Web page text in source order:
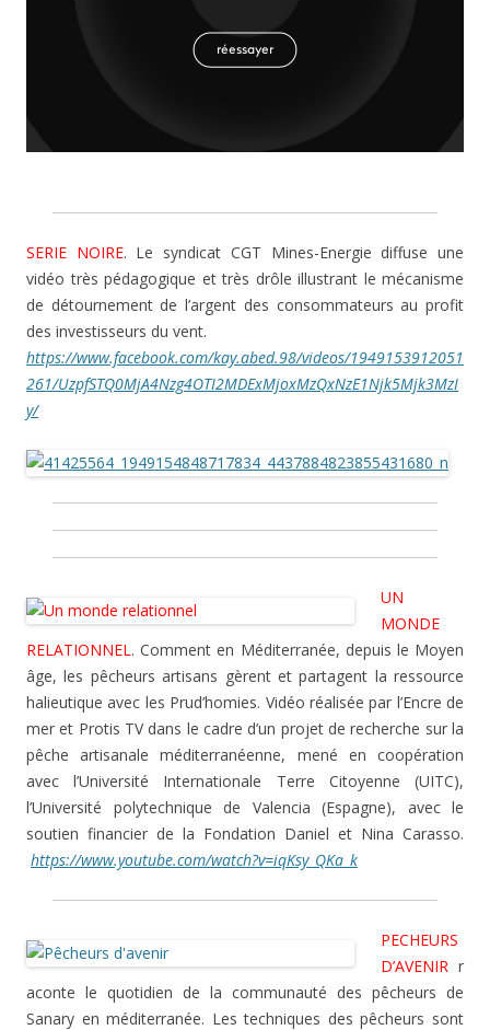
SERIE NOIRE. Le syndicat CGT Mines-Energie diffuse une
vidéo très pédagogique et très drôle illustrant le mécanisme
de détournement de l’argent des consommateurs au profit
des investisseurs du vent.
https://www.facebook.com/kay.abed.98/videos/1949153912051
261/UzpfSTQ0MjA4Nzg4OTI2MDExMjoxMzQxNzE1Njk5Mjk3MzI
y/
UN
MONDE
RELATIONNEL. Comment en Méditerranée, depuis le Moyen
âge, les pêcheurs artisans gèrent et partagent la ressource
halieutique avec les Prud’homies. Vidéo réalisée par l’Encre de
mer et Protis TV dans le cadre d’un projet de recherche sur la
pêche artisanale méditerranéenne, mené en coopération
avec l’Université Internationale Terre Citoyenne (UITC),
l’Université polytechnique de Valencia (Espagne), avec le
soutien financier de la Fondation Daniel et Nina Carasso.
https://www.youtube.com/watch?v=iqKsy_QKa_k
PECHEURS
D’AVENIR r
aconte le quotidien de la communauté des pêcheurs de
Sanary en méditerranée. Les techniques des pêcheurs sont